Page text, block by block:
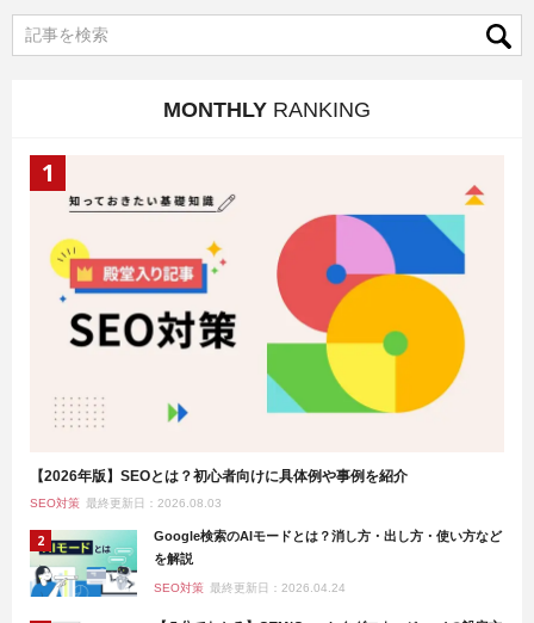
MONTHLY RANKING
【2026年版】SEOとは？初心者向けに具体例や事例を紹介
SEO対策 最終更新日：2026.08.03
Google検索のAIモードとは？消し方・出し方・使い方など
を解説
SEO対策 最終更新日：2026.04.24